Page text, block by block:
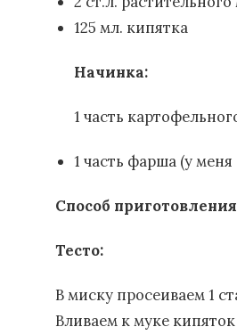
125 мл. кипятка
Начинка:
1 часть
1 часть фарша (у
Способ приготовления
Тесто:
В миску просеиваем 1
Вливаем к муке